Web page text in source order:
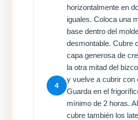
4
horizontalmente en
iguales. Coloca una
base dentro del
desmontable. Cubre
capa generosa de
la otra mitad del
y vuelve a cubrir con
Guarda en el
mínimo de 2 horas.
cubre también los